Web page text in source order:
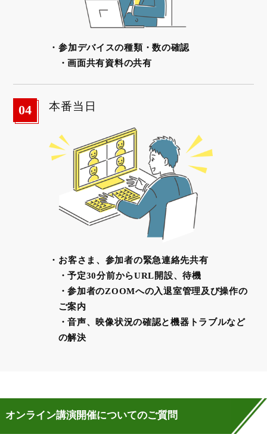
・参加デバイスの種類・数の確認
・画面共有資料の共有
04 本番当日
・お客さま、参加者の緊急連絡先共有
・予定30分前からURL開設、待機
・参加者のZOOMへの入退室管理及び操作の
ご案内
・音声、映像状況の確認と機器トラブルなど
の解決
オンライン講演開催についてのご質問